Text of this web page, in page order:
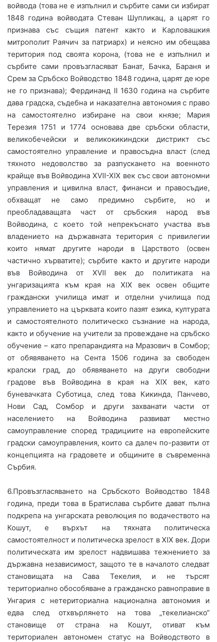
войвода (това не е изпълнил и сърбите сами си избират
1848 година войводата Стеван Шупликац, а царят го
признава със същия патент както и Карловашкия
митрополит Раячич за патриарх) и неясно им обещава
територия под своята корона, (това не е изпълнил и
сърбите сами провъзгласяват Банат, Бачка, Бараня и
Срем за Сръбско Войводство 1848 година, царят де юре
не го признава); Фердинанд ІІ 1630 година на сърбите
дава градска, съдебна и наказателна автономия с право
на самостоятелно избиране на свои князе; Мария
Терезия 1751 и 1774 основава две сръбски области,
великобечейски и великокикиндски дистрикт със
самостоятелно управление и правосъдна власт (след
тяхното недоволство за разпускането на военното
крайще във Войводина ХVІІ-ХІХ век със свои автономни
управления и цивилна власт, финанси и правосъдие,
обхващат не само предимно сърбите, но и
преобладаващата част от сръбския народ във
Войводина, с което той непрекъснато участва във
владението на държавната територия с привилегии
които нямат другите народи в Царството (освен
частично хърватите); сърбите както и другите народи
във Войводина от ХVІІ век до политиката на
унгаризацията към края на ХІХ век освен общите
граждански училища имат и отделни училища под
управлението на църквата които пазят езика, културата
и самостоятелното политическо съзнание на народа,
както и обучение на учители за провеждане на сръбско
обучение – като препарандията на Мразович в Сомбор;
от обявяването на Сента 1506 година за свободен
кралски град, до обявяването на други свободни
градове във Войводина в края на ХІХ век, като
буневачката Суботица, след това Кикинда, Панчево,
Нови Сад, Сомбор и други захванати части от
населението на Войводина развиват местно
самоуправление според традициите на европейските
градски самоуправления, които са далеч по-развити от
концепцията на градовете и общините в съвременна
Сърбия.
6.Провъзгласяването на Сръбското Войводство 1848
година, преди това в Братислава сърбите дават пълна
подкрепа на унгарската революция по водачеството на
Кошут, е върхът на тяхната политическа
самостоятелност и политическа зрелост в ХІХ век. Дори
политическата им зрелост надвишава тежнението за
държавна независимост, защото те в началото следват
становищата на Сава Текелия, и не търсят
териториално обособяване а гражданско равноправие в
Унгария с нетериториална национална автономия и
едва след отхвърлянето на това „текелианско“
становище от страна на Кошут, отиват към
териториален автономен статус на Войводството в